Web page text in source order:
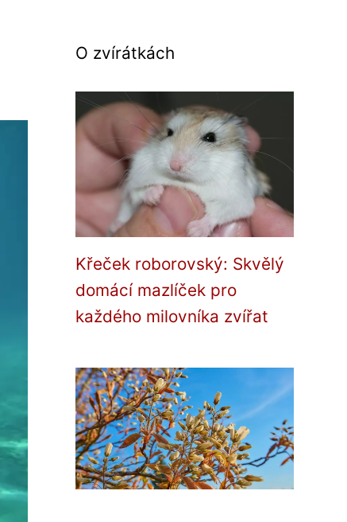
O zvírátkách
Křeček roborovský: Skvělý
domácí mazlíček pro
každého milovníka zvířat